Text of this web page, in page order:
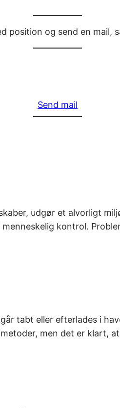
position og send en mail,
Send mail
udgør et alvorligt
kontrol.
tabt eller efterlades i
men det er klart,